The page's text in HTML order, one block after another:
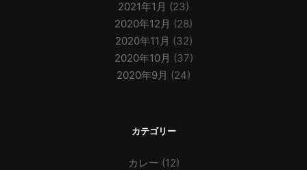
2021年1月 (23)
2020年12月 (28)
2020年11月 (32)
2020年10月 (37)
2020年9月 (24)
カテゴリー
カレー (12)